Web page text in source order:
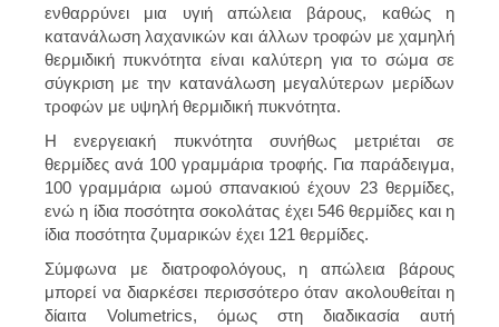
ενθαρρύνει μια υγιή απώλεια βάρους, καθώς η
κατανάλωση λαχανικών και άλλων τροφών με χαμηλή
θερμιδική πυκνότητα είναι καλύτερη για το σώμα σε
σύγκριση με την κατανάλωση μεγαλύτερων μερίδων
τροφών με υψηλή θερμιδική πυκνότητα.
Η ενεργειακή πυκνότητα συνήθως μετριέται σε
θερμίδες ανά 100 γραμμάρια τροφής. Για παράδειγμα,
100 γραμμάρια ωμού σπανακιού έχουν 23 θερμίδες,
ενώ η ίδια ποσότητα σοκολάτας έχει 546 θερμίδες και η
ίδια ποσότητα ζυμαρικών έχει 121 θερμίδες.
Σύμφωνα με διατροφολόγους, η απώλεια βάρους
μπορεί να διαρκέσει περισσότερο όταν ακολουθείται η
δίαιτα Volumetrics, όμως στη διαδικασία αυτή